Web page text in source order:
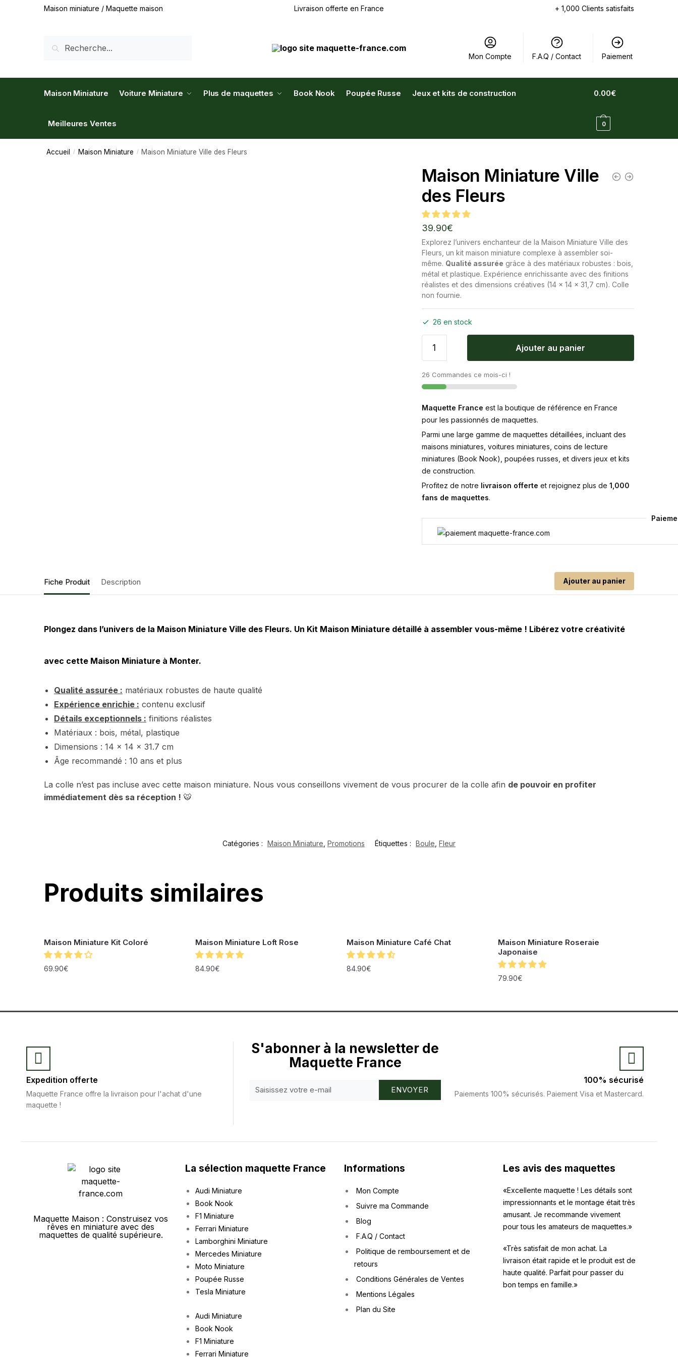
Maison miniature / Maquette maison Livraison offerte en France + 1,000 Clients satisfaits
Mon Compte F.A.Q / Contact Paiement
Maison Miniature Voiture Miniature Plus de maquettes Book Nook Poupée Russe Jeux et kits de construction
Meilleures Ventes
0.00€
0
Accueil / Maison Miniature / Maison Miniature Ville des Fleurs
Maison Miniature Ville
des Fleurs
39.90€
Explorez l’univers enchanteur de la Maison Miniature Ville des
Fleurs, un kit maison miniature complexe à assembler soi-
même. Qualité assurée grâce à des matériaux robustes : bois,
métal et plastique. Expérience enrichissante avec des finitions
réalistes et des dimensions créatives (14 x 14 x 31,7 cm). Colle
non fournie.
26 en stock
Ajouter au panier
26 Commandes ce mois-ci !
Maquette France est la boutique de référence en France
pour les passionnés de maquettes.
Parmi une large gamme de maquettes détaillées, incluant des
maisons miniatures, voitures miniatures, coins de lecture
miniatures (Book Nook), poupées russes, et divers jeux et kits
de construction.
Profitez de notre livraison offerte et rejoignez plus de 1,000
fans de maquettes.
Fiche Produit Description Ajouter au panier
Plongez dans l’univers de la Maison Miniature Ville des Fleurs. Un Kit Maison Miniature détaillé à assembler vous-même ! Libérez votre créativité
avec cette Maison Miniature à Monter.
Qualité assurée : matériaux robustes de haute qualité
Expérience enrichie : contenu exclusif
Détails exceptionnels : finitions réalistes
Matériaux : bois, métal, plastique
Dimensions : 14 x 14 x 31.7 cm
Âge recommandé : 10 ans et plus
La colle n’est pas incluse avec cette maison miniature. Nous vous conseillons vivement de vous procurer de la colle afin de pouvoir en profiter
immédiatement dès sa réception ! 🐯
Catégories : Maison Miniature Promotions Étiquettes : Boule Fleur
Produits similaires
Maison Miniature Kit Coloré
69.90€
Maison Miniature Loft Rose
84.90€
Maison Miniature Café Chat
84.90€
Maison Miniature Roseraie
Japonaise
79.90€
Expedition offerte
Maquette France offre la livraison pour l'achat d'une
maquette !
S'abonner à la newsletter de
Maquette France
ENVOYER
100% sécurisé
Paiements 100% sécurisés. Paiement Visa et Mastercard.
Maquette Maison : Construisez vos
rêves en miniature avec des
maquettes de qualité supérieure.
La sélection maquette France
Audi Miniature
Book Nook
F1 Miniature
Ferrari Miniature
Lamborghini Miniature
Mercedes Miniature
Moto Miniature
Poupée Russe
Tesla Miniature
Audi Miniature
Book Nook
F1 Miniature
Ferrari Miniature
Informations
Mon Compte
Suivre ma Commande
Blog
F.A.Q / Contact
Politique de remboursement et de
retours
Conditions Générales de Ventes
Mentions Légales
Plan du Site
Les avis des maquettes
«Excellente maquette ! Les détails sont
impressionnants et le montage était très
amusant. Je recommande vivement
pour tous les amateurs de maquettes.»
«Très satisfait de mon achat. La
livraison était rapide et le produit est de
haute qualité. Parfait pour passer du
bon temps en famille.»